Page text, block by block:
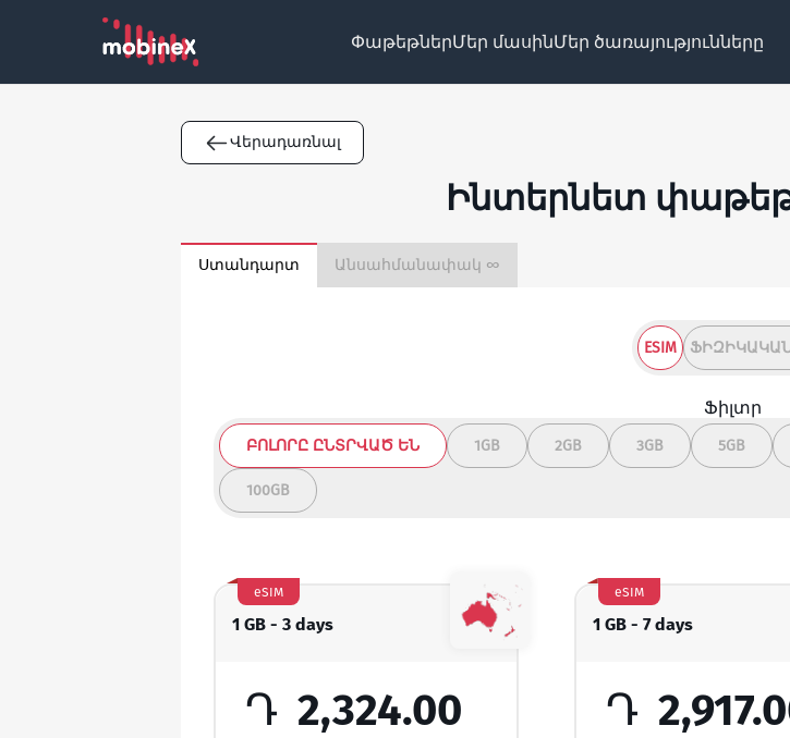
ՓաթեթներՄեր մասինՄեր ծառայությունները
Վերադառնալ
Ինտերնետ
Ստանդարտ Անսահմանափակ ∞
ESIM ՖԻԶԻԿԱԿԱՆ
Ֆիլտր
ԲՈԼՈՐԸ ԸՆՏՐՎԱԾ ԵՆ 1GB 2GB 3GB 5GB
100GB
1 GB - 3 days
eSIM
Դ 2,324.00
1 GB - 7 days
eSIM
Դ